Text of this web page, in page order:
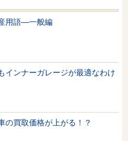
用語—一般編
インナーガレージが最適なわけ
の買取価格が上がる！？